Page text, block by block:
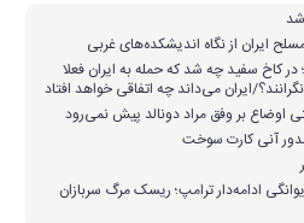
ایران از نگاه اندیشکده‌های غربی
کاخ سفید چه شد که حمله به ایران فعلا
ایران می‌داند چه اتفاقی خواهد افتاد
اوضاع بر وفق مراد دونالد پیش نمی‌رود
ادامه‌دار ترامپ؛ ریسک مرگ سربازان